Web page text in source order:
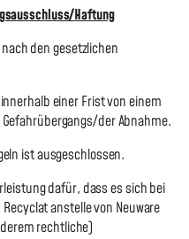
Haftung
den gesetzlichen
einer Frist von einem
der Abnahme.
ist ausgeschlossen.
dafür, dass es sich bei
anstelle von Neuware
rechtliche)